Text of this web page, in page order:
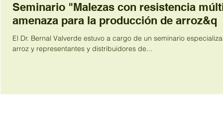
Seminario "Malezas con resistencia
amenaza para la producción de arroz&q
El Dr. Bernal Valverde estuvo a cargo de un seminario
arroz y representantes y distribuidores de...